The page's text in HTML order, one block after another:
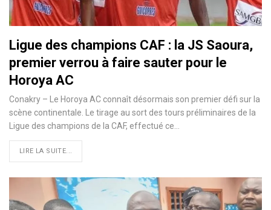
Ligue des champions CAF : la JS Saoura,
premier verrou à faire sauter pour le
Horoya AC
Conakry – Le Horoya AC connaît désormais son premier défi sur la
scène continentale. Le tirage au sort des tours préliminaires de la
Ligue des champions de la CAF, effectué ce…
LIRE LA SUITE...